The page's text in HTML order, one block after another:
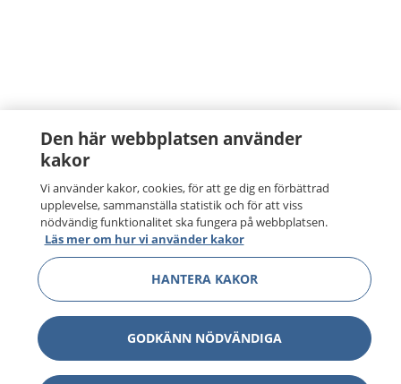
Den här webbplatsen använder
kakor
Vi använder kakor, cookies, för att ge dig en förbättrad
upplevelse, sammanställa statistik och för att viss
nödvändig funktionalitet ska fungera på webbplatsen.
Läs mer om hur vi använder kakor
HANTERA KAKOR
GODKÄNN NÖDVÄNDIGA